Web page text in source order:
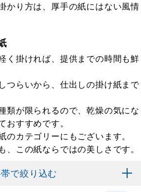
かり方は、厚手の紙にはない風情
く掛ければ、提供までの時間も鮮
つらいから、仕出しの掛け紙まで
類が限られるので、乾燥の気にな
おすすめです。
のカテゴリーにもございます。
、この紙ならではの美しさです。
で絞り込む